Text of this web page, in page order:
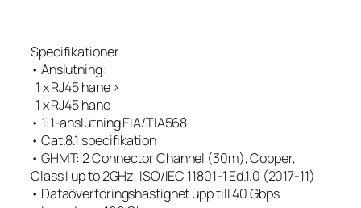
Specifikationer
• Anslutning:
1 x RJ45 hane >
1 x RJ45 hane
• 1:1-anslutning EIA/TIA568
• Cat.8.1 specifikation
• GHMT: 2 Connector Channel (30m), Copper,
Class I up to 2GHz, ISO/IEC 11801-1 Ed.1.0 (2017-11)
• Dataöverföringshastighet upp till 40 Gbps